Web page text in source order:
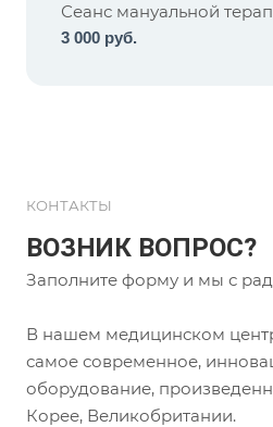
Сеанс мануальной
3 000 руб.
КОНТАКТЫ
ВОЗНИК ВОПРОС?
Заполните форму и мы с
В нашем медицинском
самое современное,
оборудование,
Корее, Великобритании.